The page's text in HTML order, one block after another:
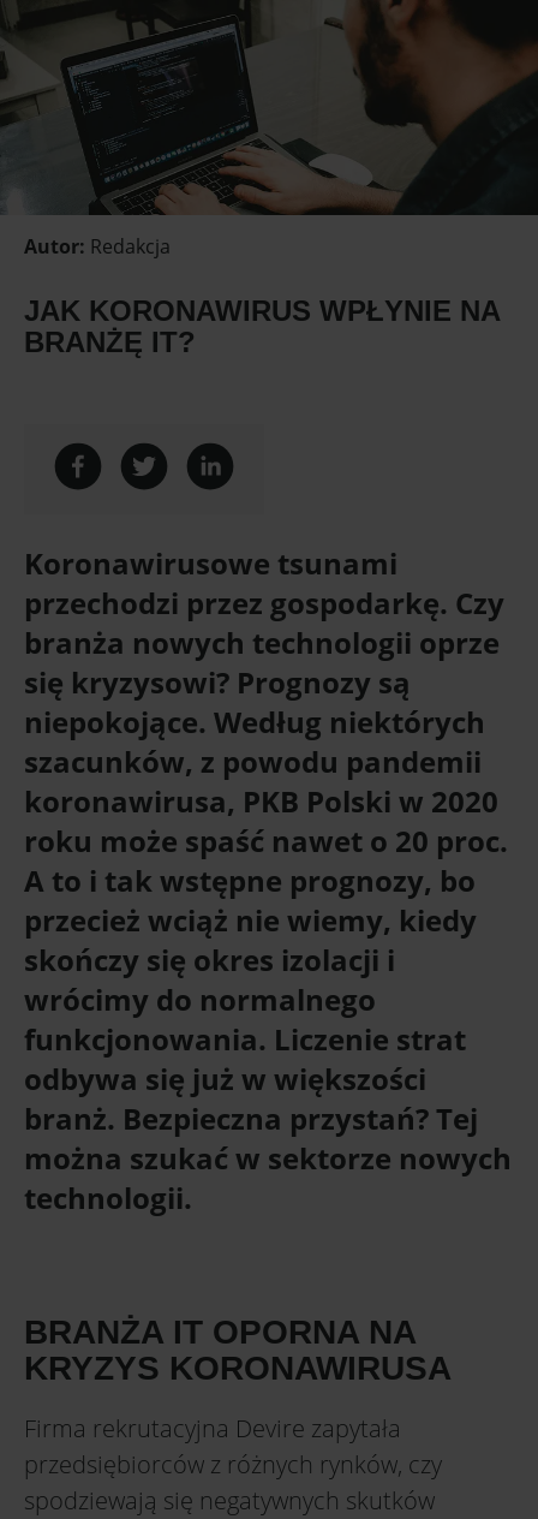
Autor: Redakcja
JAK KORONAWIRUS WPŁYNIE NA
BRANŻĘ IT?
Koronawirusowe tsunami
przechodzi przez gospodarkę. Czy
branża nowych technologii oprze
się kryzysowi? Prognozy są
niepokojące. Według niektórych
szacunków, z powodu pandemii
koronawirusa, PKB Polski w 2020
roku może spaść nawet o 20 proc.
A to i tak wstępne prognozy, bo
przecież wciąż nie wiemy, kiedy
skończy się okres izolacji i
wrócimy do normalnego
funkcjonowania. Liczenie strat
odbywa się już w większości
branż. Bezpieczna przystań? Tej
można szukać w sektorze nowych
technologii.
BRANŻA IT OPORNA NA
KRYZYS KORONAWIRUSA
Firma rekrutacyjna Devire zapytała
przedsiębiorców z różnych rynków, czy
spodziewają się negatywnych skutków